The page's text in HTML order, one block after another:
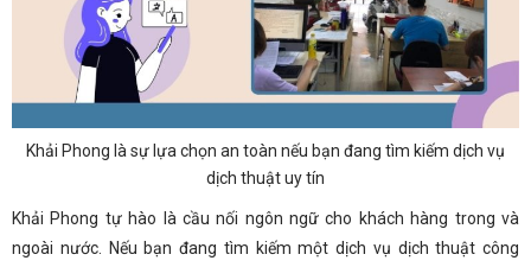
Khải Phong là sự lựa chọn an toàn nếu bạn đang tìm kiếm dịch vụ
dịch thuật uy tín
Khải Phong tự hào là cầu nối ngôn ngữ cho khách hàng trong và
ngoài nước. Nếu bạn đang tìm kiếm một dịch vụ dịch thuật công